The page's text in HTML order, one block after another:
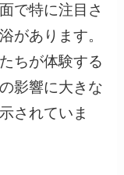
で特に注目さ
があります。
ちが体験する
影響に大きな
されていま